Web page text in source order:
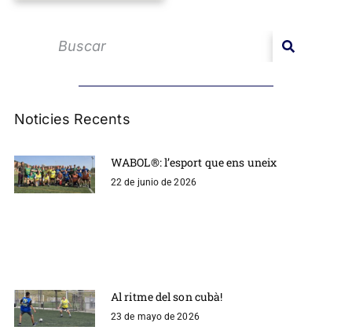
Noticies Recents
WABOL®: l’esport que ens uneix
22 de junio de 2026
Al ritme del son cubà!
23 de mayo de 2026